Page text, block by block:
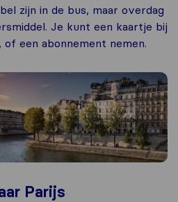
zijn in de bus, maar overdag
Je kunt een kaartje bij
een abonnement nemen.
Parijs